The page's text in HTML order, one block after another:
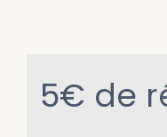
5€ de